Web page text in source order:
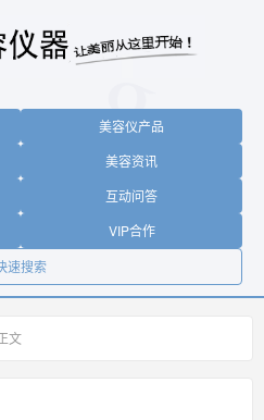
美容仪产品
美容资讯
互动问答
VIP合作
速搜索
文